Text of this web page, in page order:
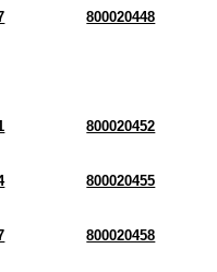
800020448
800020452
800020455
800020458